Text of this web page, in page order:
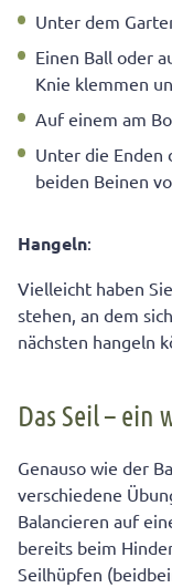
Unter dem
Einen Ball oder
Knie klemmen
Auf einem am
Unter die Enden
beiden Beinen
Hangeln:
Vielleicht haben
stehen, an dem
nächsten hangeln
Das Seil – ein
Genauso wie der
verschiedene
Balancieren auf
bereits beim
Seilhüpfen